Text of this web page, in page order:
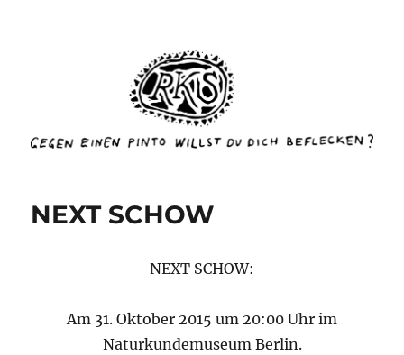
rottenkinckschow
NEXT SCHOW
NEXT SCHOW:
Am 31. Oktober 2015 um 20:00 Uhr im
Naturkundemuseum Berlin.